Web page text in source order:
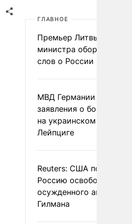
ГЛАВНОЕ
Премьер Литвы осадил
министра обороны из-
слов о России
МВД Германии отвергло
заявления о
на украинском
Лейпциге
Reuters: США
Россию освободить
осужденного
Гилмана